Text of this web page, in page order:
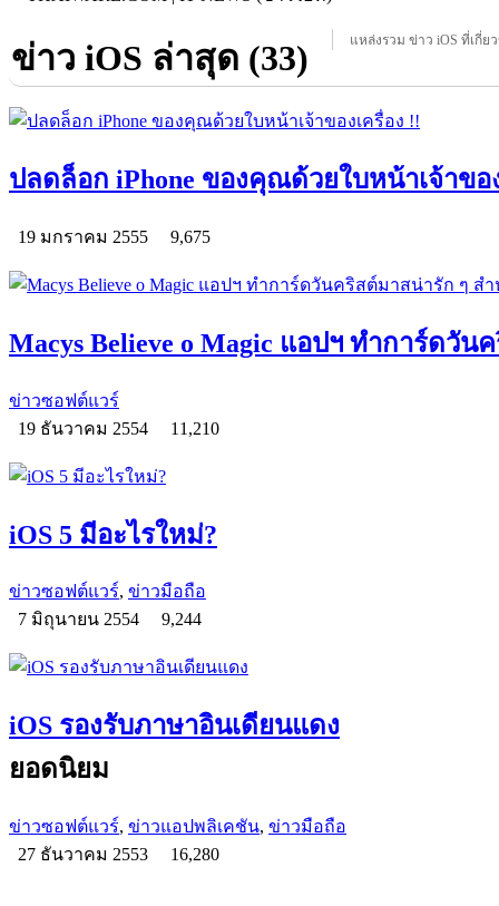
ข่าว iOS ล่าสุด (33) แหล่งรวม ข่าว iOS ที่เกี่ย
ปลดล็อก iPhone ของคุณด้วยใบหน้าเจ้าขอ
19 มกราคม 2555 9,675
Macys Believe o Magic แอปฯ ทำการ์ดวั
ข่าวซอฟต์แวร์
19 ธันวาคม 2554
11,210
iOS 5 มีอะไรใหม่?
ข่าวซอฟต์แวร์, ข่าวมือถือ
7 มิถุนายน 2554
9,244
iOS รองรับภาษาอินเดียนแดง
ยอดนิยม
ข่าวซอฟต์แวร์, ข่าวแอปพลิเคชัน, ข่าวมือถือ
27 ธันวาคม 2553
16,280